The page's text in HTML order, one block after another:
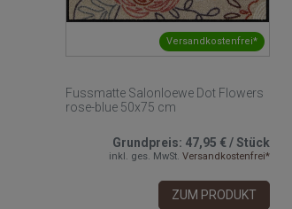
Versandkostenfrei*
Fussmatte Salonloewe Dot Flowers
rose-blue 50x75 cm
Grundpreis: 47,95 €/Stück
inkl. ges. MwSt. Versandkostenfrei*
ZUM PRODUKT